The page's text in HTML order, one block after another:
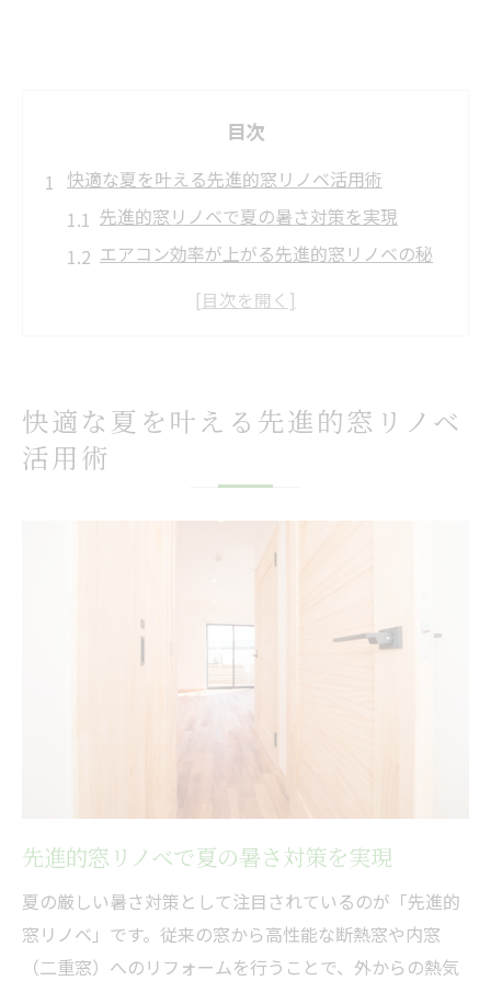
目次
快適な夏を叶える先進的窓リノベ活用術
先進的窓リノベで夏の暑さ対策を実現
エアコン効率が上がる先進的窓リノベの秘
ツ
補助金活用で暮らしが変わる先進的窓リノ
二重窓の補助金で先進的窓リノベをお得に
2026年度も続く兵庫県リフォーム補助金の
兵庫県の補助金一覧と先進的窓リノベの関
二重窓補助金で叶える省エネと快適な暮ら
し
先進的窓リノベ2026事業を兵庫県で賢く活
省エネと電気代対策なら窓リノベが決め手
先進的窓リノベで光熱費を大幅にカット
快適な夏を叶える先進的窓リノベ
活用術
先進的窓リノベで夏の暑さ対策を実現
夏の厳しい暑さ対策として注目されているのが「先進的
窓リノベ」です。従来の窓から高性能な断熱窓や内窓
（二重窓）へのリフォームを行うことで、外からの熱気